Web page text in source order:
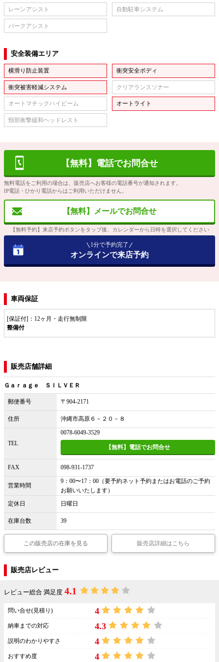
レーンアシスト 自動駐車システム
パークアシスト
安全装備エリア
横滑り防止装置 衝突安全ボディ
衝突被害軽減システム クリアランスソナー
オートマチックハイビーム オートライト
頸部衝撃緩和ヘッドレスト
【無料】電話でお問合せ
無料電話をご利用の場合は、販売店へお客様の電話番号が通知されます。
IP電話・ひかり電話からはご利用いただけません。
【無料】メールでお問合せ
【無料予約】来店予約ボタンをタップ後、カレンダーから日時を選択してください
1分で予約完了
オンラインで来店予約
車両保証
[保証付]：12ヶ月・走行無制限
整備付
販売店舗詳細
Ｇａｒａｇｅ ＳＩＬＶＥＲ
郵便番号 〒904-2171
住所 沖縄市高原６－２０－８
TEL
0078-6049-3529
【無料】電話でお問合せ
FAX 098-931-1737
営業時間
9：00〜17：00（要予約ネット予約またはお電話のご予約
お願いいたします）
定休日
日曜日
在庫台数 39
この販売店の在庫を見る 販売店詳細はこちら
販売店レビュー
レビュー総合 満足度 4.1
問い合せ(見積り) 4
納車までの対応 4.3
説明のわかりやすさ 4
おすすめ度 4